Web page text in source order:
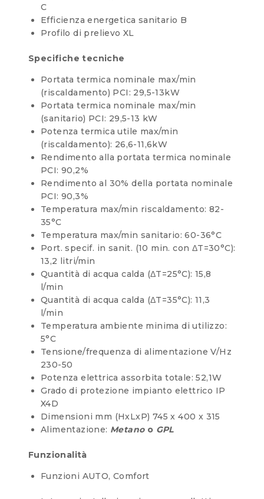
C
Efficienza energetica sanitario B
Profilo di prelievo XL
Specifiche tecniche
Portata termica nominale max/min
(riscaldamento) PCI: 29,5-13kW
Portata termica nominale max/min
(sanitario) PCI: 29,5-13 kW
Potenza termica utile max/min
(riscaldamento): 26,6-11,6kW
Rendimento alla portata termica nominale
PCI: 90,2%
Rendimento al 30% della portata nominale
PCI: 90,3%
Temperatura max/min riscaldamento: 82-
35°C
Temperatura max/min sanitario: 60-36°C
Port. specif. in sanit. (10 min. con ΔT=30°C):
13,2 litri/min
Quantità di acqua calda (ΔT=25°C): 15,8
l/min
Quantità di acqua calda (ΔT=35°C): 11,3
l/min
Temperatura ambiente minima di utilizzo:
5°C
Tensione/frequenza di alimentazione V/Hz
230-50
Potenza elettrica assorbita totale: 52,1W
Grado di protezione impianto elettrico IP
X4D
Dimensioni mm (HxLxP) 745 x 400 x 315
Alimentazione: Metanoo GPL
Funzionalità
Funzioni AUTO, Comfort